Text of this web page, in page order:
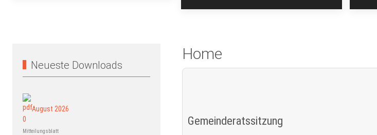
Neueste Downloads
August 2026
Mitteilungsblatt
Home
Gemeinderatssitzung